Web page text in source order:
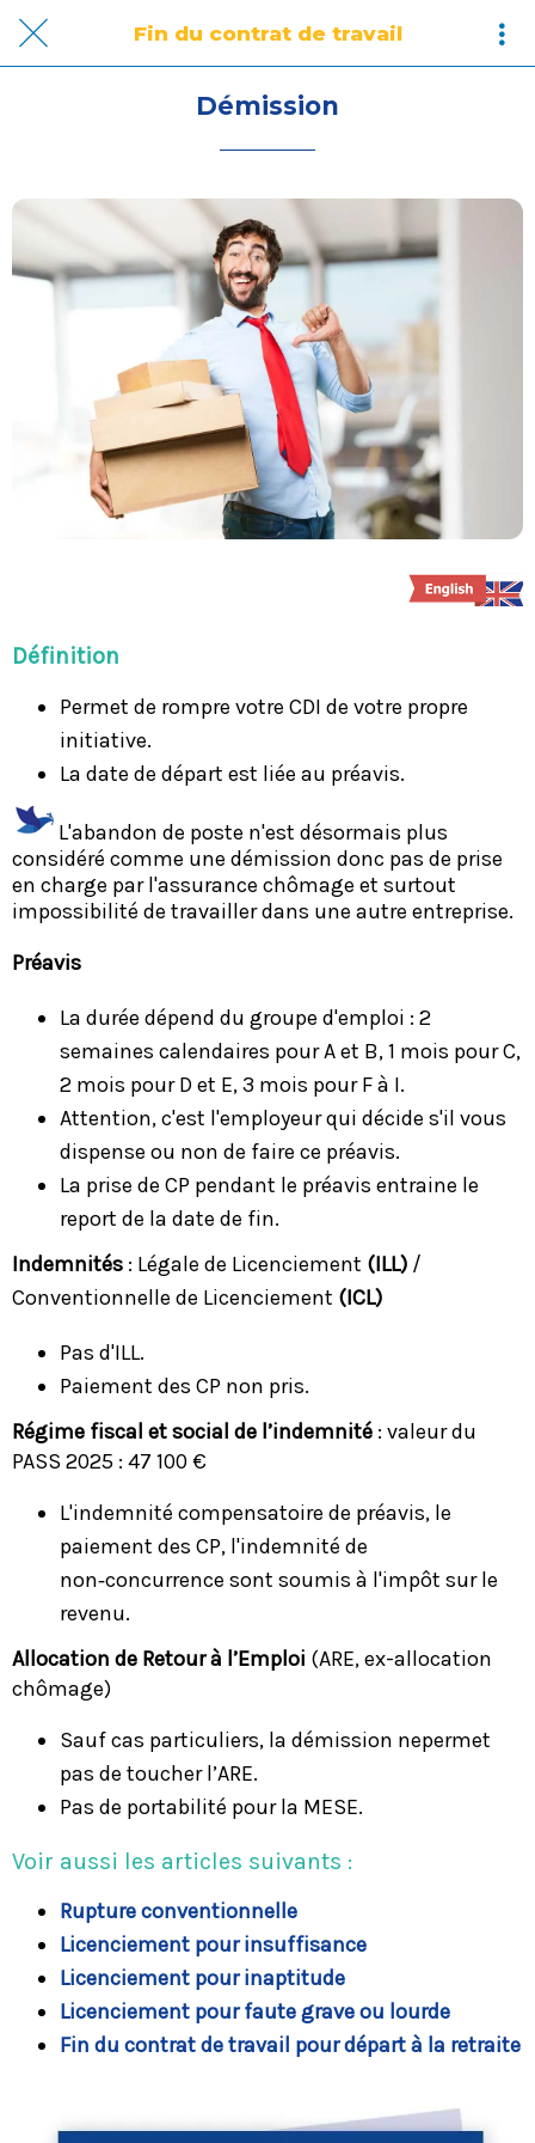
Fin du contrat de travail
Démission
Définition
Permet de rompre votre CDI de votre propre
initiative.
​La date de départ est liée au préavis.
L'abandon de poste n'est désormais plus
considéré comme une démission donc pas de prise
en charge par l'assurance chômage et surtout
impossibilité de travailler dans une autre entreprise.
Préavis
La durée dépend du groupe d'emploi : 2
semaines calendaires pour A et B, 1 mois pour C,
2 mois pour D et E, 3 mois pour F à I.
Attention, c'est l'employeur qui décide s'il vous
dispense ou non de faire ce préavis.
La prise de CP pendant le préavis entraine le
report de la date de fin.
Indemnités : Légale de Licenciement (ILL) /
Conventionnelle de Licenciement (ICL)
Pas d'ILL.
Paiement des CP non pris.
Régime fiscal et social de l’indemnité : valeur du
PASS 2025 : 47 100 €
L'indemnité compensatoire de préavis, le
paiement des CP, l'indemnité de
non‑concurrence sont soumis à l'impôt sur le
revenu.
Allocation de Retour à l’Emploi (ARE, ex-allocation
chômage)
Sauf cas particuliers, la démission nepermet
pas de toucher l’ARE.
Pas de portabilité pour la MESE.
Voir aussi les articles suivants :
Rupture conventionnelle
Licenciement pour insuffisance
​Licenciement pour inaptitude
​Licenciement pour faute grave ou lourde
Fin du contrat de travail pour départ à la retraite